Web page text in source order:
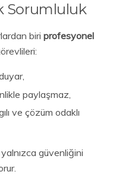
Sorumluluk
biri profesyonel
paylaşmaz,
ve çözüm odaklı
güvenliğini